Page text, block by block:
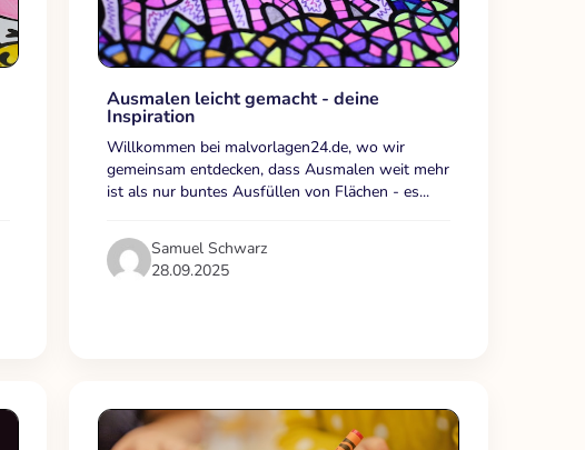
Ausmalen leicht gemacht - deine
Inspiration
Willkommen bei malvorlagen24.de, wo wir
gemeinsam entdecken, dass Ausmalen weit mehr
ist als nur buntes Ausfüllen von Flächen - es...
Samuel Schwarz
28.09.2025